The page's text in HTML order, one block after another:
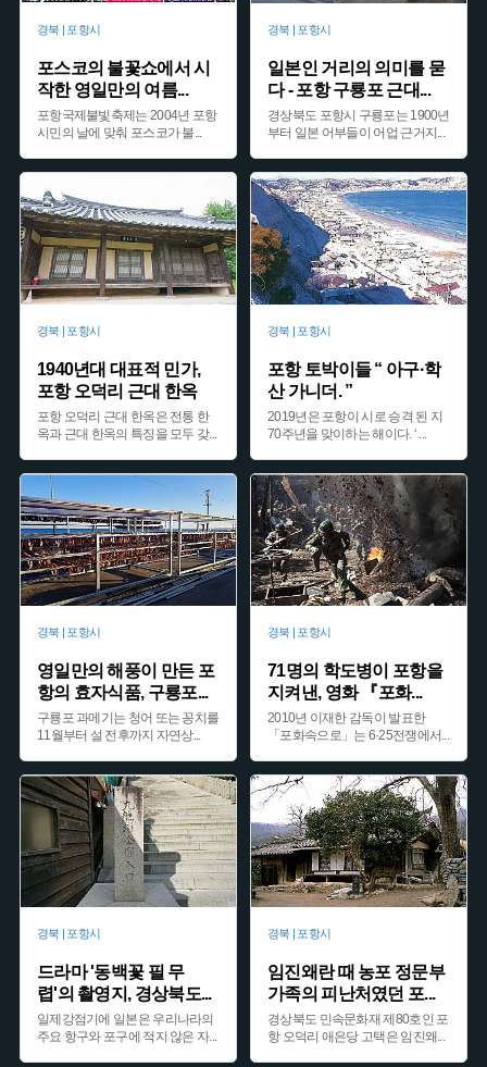
경북 | 포항시
포스코의 불꽃쇼에서 시
작한 영일만의 여름...
포항국제불빛축제는 2004년 포항
시민의 날에 맞춰 포스코가 불...
경북 | 포항시
일본인 거리의 의미를 묻
다 - 포항 구룡포 근대...
경상북도 포항시 구룡포는 1900년
부터 일본 어부들이 어업 근거지 ...
경북 | 포항시
1940년대 대표적 민가,
포항 오덕리 근대 한옥
포항 오덕리 근대 한옥은 전통 한
옥과 근대 한옥의 특징을 모두 갖...
경북 | 포항시
포항 토박이들 “ 아구·학
산 가니더. ”
2019년은 포항이 시로 승격 된 지
70주년을 맞이하는 해이다. ‘ ...
경북 | 포항시
영일만의 해풍이 만든 포
항의 효자식품, 구룡포...
구룡포 과메기는 청어 또는 꽁치를
11월부터 설 전후까지 자연상...
경북 | 포항시
71명의 학도병이 포항을
지켜낸, 영화 『포화...
2010년 이재한 감독이 발표한
「포화속으로」는 6·25전쟁에서...
경북 | 포항시
드라마 '동백꽃 필 무
렵'의 촬영지, 경상북도...
일제강점기에 일본은 우리나라의
주요 항구와 포구에 적지 않은 자...
경북 | 포항시
임진왜란 때 농포 정문부
가족의 피난처였던 포...
경상북도 민속문화재 제80호인 포
항 오덕리 애은당 고택은 임진왜...